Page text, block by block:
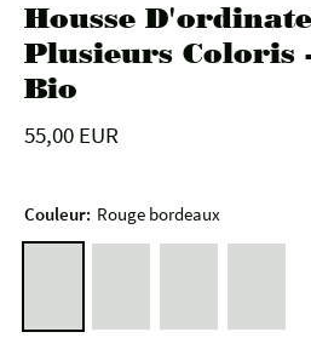
Housse
Plusieurs Coloris
Bio
55,00 EUR
Couleur: Rouge bordeaux